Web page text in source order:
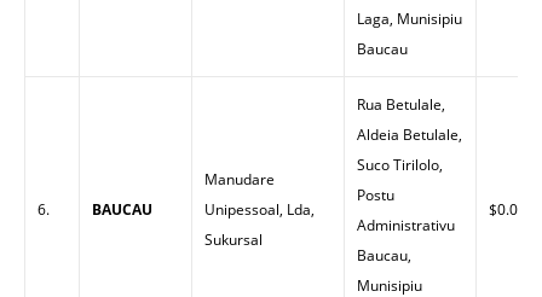
Laga, Munisipiu
Baucau
6. BAUCAU
Manudare
Unipessoal, Lda,
Sukursal
Rua Betulale,
Aldeia Betulale,
Suco Tirilolo,
Postu
Administrativu
Baucau,
Munisipiu
$0.00